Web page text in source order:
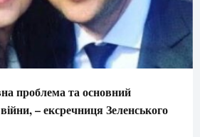
проблема та основний
– ексречниця Зеленського